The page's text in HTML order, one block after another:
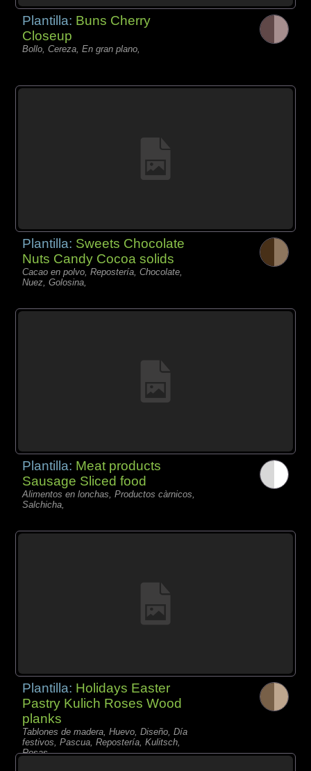
Plantilla: Buns Cherry
Closeup
Bollo, Cereza, En gran plano,
Plantilla: Sweets Chocolate
Nuts Candy Cocoa solids
Cacao en polvo, Repostería, Chocolate,
Nuez, Golosina,
Plantilla: Meat products
Sausage Sliced food
Alimentos en lonchas, Productos càrnicos,
Salchicha,
Plantilla: Holidays Easter
Pastry Kulich Roses Wood
planks
Tablones de madera, Huevo, Diseño, Día
festivos, Pascua, Repostería, Kulitsch,
Rosas,